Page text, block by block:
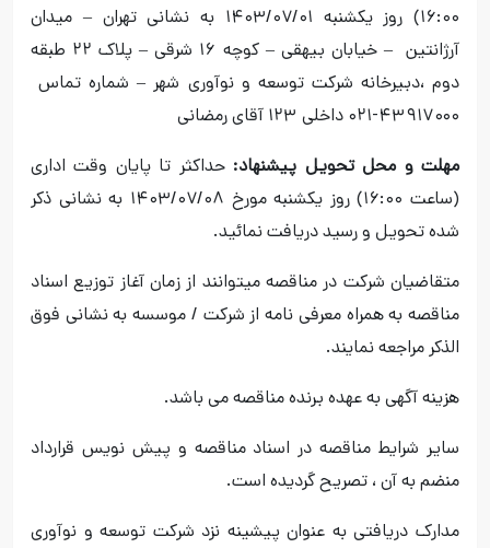
۱۶:۰۰) روز یکشنبه ۱۴۰۳/۰۷/۰۱ به نشانی تهران – میدان
آرژانتین – خیابان بیهقی – کوچه ۱۶ شرقی – پلاک ۲۲ طبقه
دوم ،دبیرخانه شرکت توسعه و نوآوری شهر – شماره تماس
۴۳۹۱۷۰۰۰-۰۲۱ داخلی ۱۲۳ آقای رمضانی
مهلت و محل تحویل پیشنهاد: حداکثر تا پایان وقت اداری
(ساعت ۱۶:۰۰) روز یکشنبه مورخ ۱۴۰۳/۰۷/۰۸ به نشانی ذکر
شده تحویل و رسید دریافت نمائید.
متقاضیان شرکت در مناقصه میتوانند از زمان آغاز توزیع اسناد
مناقصه به همراه معرفی نامه از شرکت / موسسه به نشانی فوق
الذکر مراجعه نمایند.
هزینه آگهی به عهده برنده مناقصه می باشد.
سایر شرایط مناقصه در اسناد مناقصه و پیش نویس قرارداد
منضم به آن ، تصریح گردیده است.
مدارک دریافتی به عنوان پیشینه نزد شرکت توسعه و نوآوری